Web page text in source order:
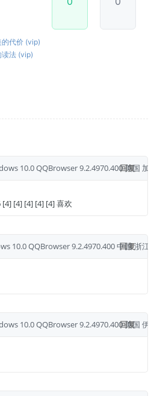
代价 (vip)
法 (vip)
回复
10.0QQBrowser 9.2.4970.400美国
[4] [4] [4] [4] 喜欢
回复
10.0QQBrowser 9.2.4970.400中国 浙
回复
10.0QQBrowser 9.2.4970.400美国